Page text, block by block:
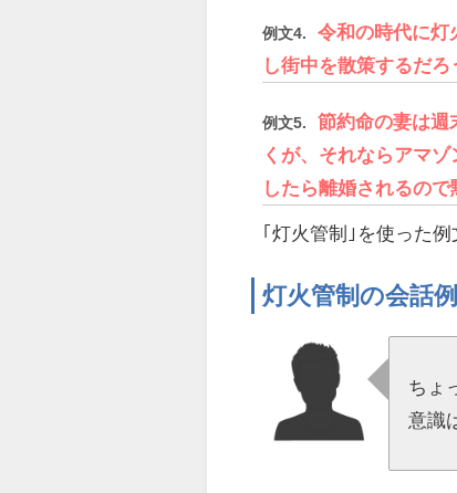
例文4.
令和の時代に灯
し街中を散策するだろ
例文5.
節約命の妻は週
くが、それならアマ
したら離婚されるので
｢灯火管制｣を使った例
灯火管制の会話例
ちょ
意識